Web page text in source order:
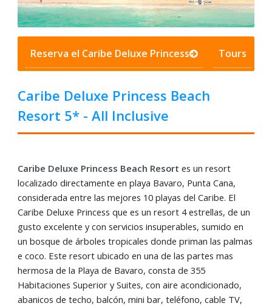
Reserva el Caribe Deluxe Princess Tours
Caribe Deluxe Princess Beach
Resort 5* - All Inclusive
Caribe Deluxe Princess Beach Resort es un resort
localizado directamente en playa Bavaro, Punta Cana,
considerada entre las mejores 10 playas del Caribe. El
Caribe Deluxe Princess que es un resort 4 estrellas, de un
gusto excelente y con servicios insuperables, sumido en
un bosque de árboles tropicales donde priman las palmas
e coco. Este resort ubicado en una de las partes mas
hermosa de la Playa de Bavaro, consta de 355
Habitaciones Superior y Suites, con aire acondicionado,
abanicos de techo, balcón, mini bar, teléfono, cable TV,